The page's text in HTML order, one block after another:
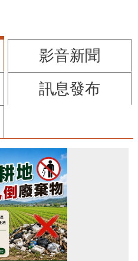
影音新聞
訊息發布